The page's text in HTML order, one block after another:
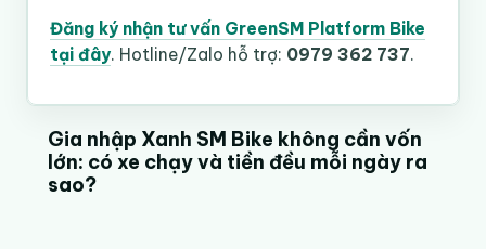
Đăng ký nhận tư vấn GreenSM Platform Bike
tại đây. Hotline/Zalo hỗ trợ: 0979 362 737.
Gia nhập Xanh SM Bike không cần vốn
lớn: có xe chạy và tiền đều mỗi ngày ra
sao?